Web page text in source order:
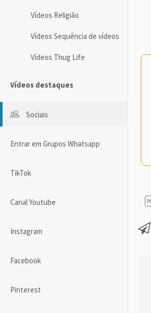
Vídeos Religião
Vídeos Sequência de vídeos
Vídeos Thug Life
Vídeos destaques
Sociais
Entrar em Grupos Whatsapp
TikTok
Canal Youtube
Instagram
Facebook
Pinterest